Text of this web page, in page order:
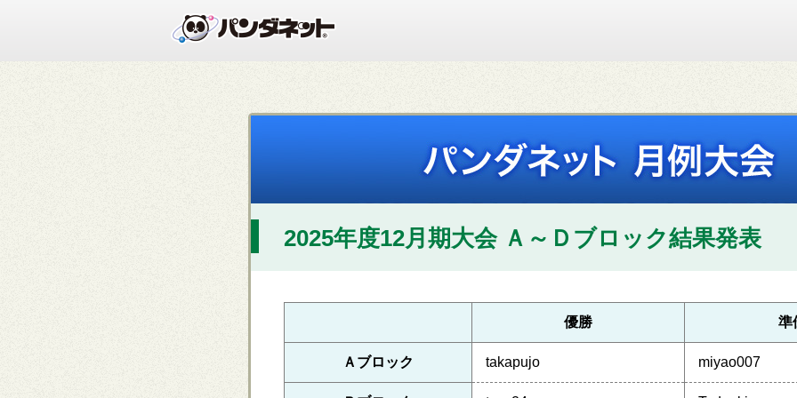
2025年度12月期大会Ａ～Ｄブロック結果発表
優勝 準
Ａブロック takapujo miyao007